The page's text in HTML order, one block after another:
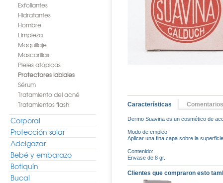
Exfoliantes
Hidratantes
Hombre
Limpieza
Maquillaje
Mascarillas
Pieles atópicas
Protectores labiales
Sérum
Tratamiento del acné
Tratamientos flash
Corporal
Protección solar
Adelgazar
Bebé y embarazo
Botiquín
Bucal
Características Comentarios
Dermo Suavina es un cosmético de
Modo de empleo:
Aplicar una fina capa sobre la
Contenido:
Envase de 8 gr.
Clientes que compraron esto